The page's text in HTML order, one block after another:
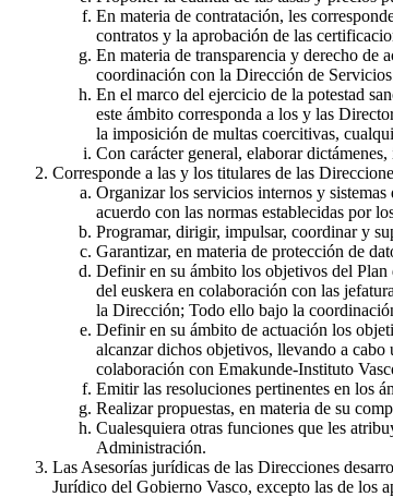
En materia de contratación, les
contratos y la aprobación de las
En materia de transparencia y derecho de
coordinación con la Dirección de
En el marco del ejercicio de la potestad
este ámbito corresponda a los y las
la imposición de multas coercitivas,
Con carácter general, elaborar
Corresponde a las y los titulares de las
Organizar los servicios internos y
acuerdo con las normas establecidas por
Programar, dirigir, impulsar, coordinar y
Garantizar, en materia de protección de
Definir en su ámbito los objetivos del
del euskera en colaboración con las
la Dirección; Todo ello bajo la
Definir en su ámbito de actuación los
alcanzar dichos objetivos, llevando a
colaboración con Emakunde-Instituto
Emitir las resoluciones pertinentes en los
Realizar propuestas, en materia de su
Cualesquiera otras funciones que les
Administración.
Las Asesorías jurídicas de las Direcciones
Jurídico del Gobierno Vasco, excepto las de los